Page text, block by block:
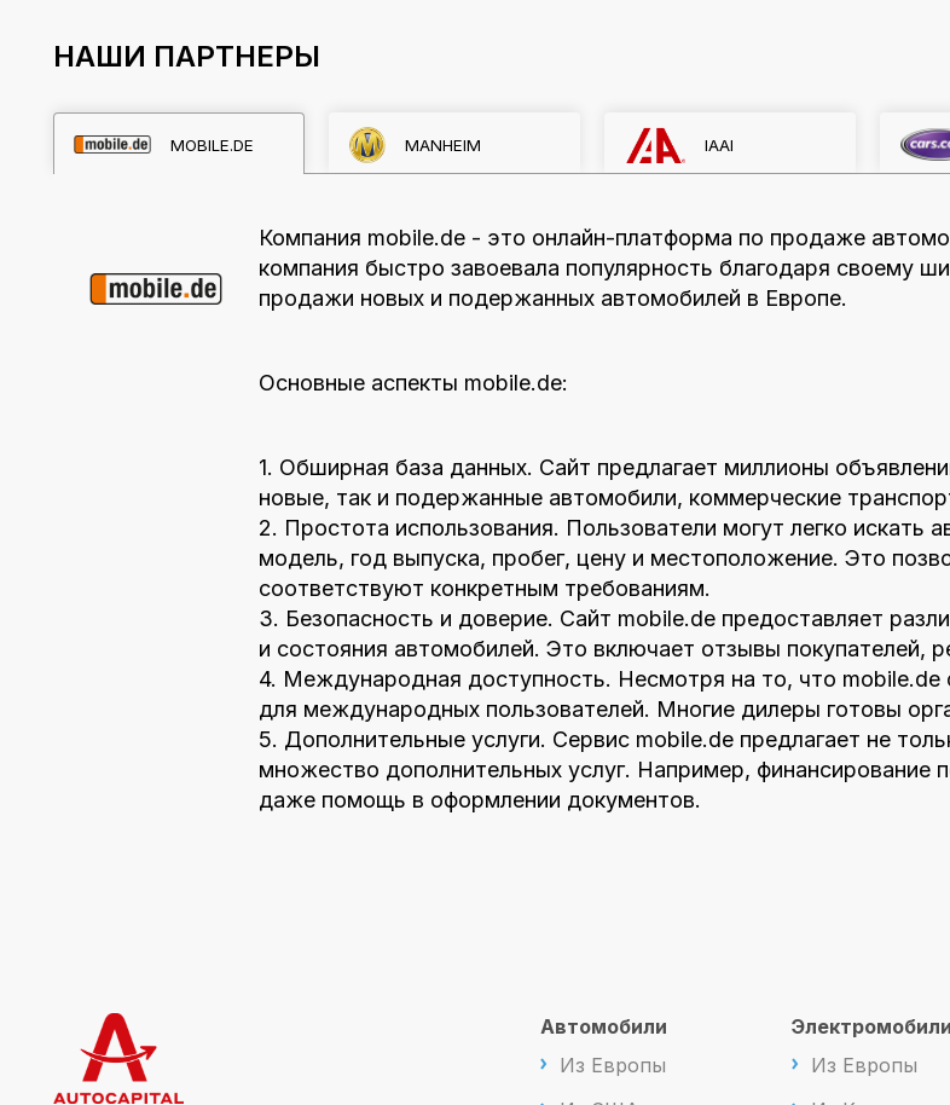
НАШИ ПАРТНЕРЫ
MOBILE.DE MANHEIM IAAI
Компания mobile.de - это онлайн-платформа по продаже
компания быстро завоевала популярность благодаря своему
продажи новых и подержанных автомобилей в Европе.
Основные аспекты mobile.de:
1. Обширная база данных. Сайт предлагает миллионы
новые, так и подержанные автомобили, коммерческие
2. Простота использования. Пользователи могут легко
модель, год выпуска, пробег, цену и местоположение. Это
соответствуют конкретным требованиям.
3. Безопасность и доверие. Сайт mobile.de предоставляет
и состояния автомобилей. Это включает отзывы покупателей,
4. Международная доступность. Несмотря на то, что
для международных пользователей. Многие дилеры готовы
5. Дополнительные услуги. Сервис mobile.de предлагает не
множество дополнительных услуг. Например, финансирование
даже помощь в оформлении документов.
Автомобили
Из Европы
Электромобили
Из Европы